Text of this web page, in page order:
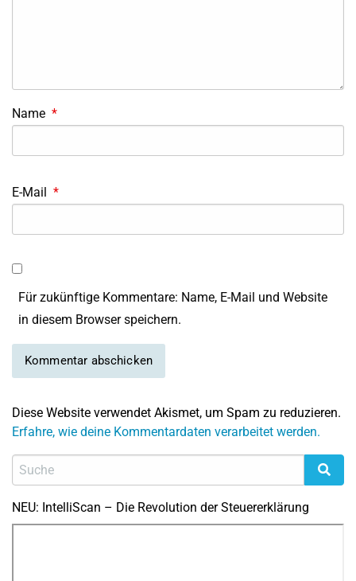
Name *
E-Mail *
Für zukünftige Kommentare: Name, E-Mail und Website
in diesem Browser speichern.
Diese Website verwendet Akismet, um Spam zu reduzieren.
Erfahre, wie deine Kommentardaten verarbeitet werden.
NEU: IntelliScan – Die Revolution der Steuererklärung